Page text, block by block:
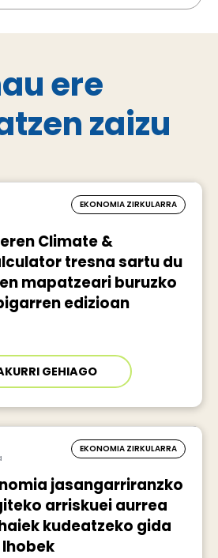
ere
zaizu
EKONOMIA ZIRKULARRA
Climate &
tresna sartu du
mapatzeari buruzko
edizioan
GEHIAGO
EKONOMIA ZIRKULARRA
jasangarriranzko
arriskuei aurrea
kudeatzeko gida